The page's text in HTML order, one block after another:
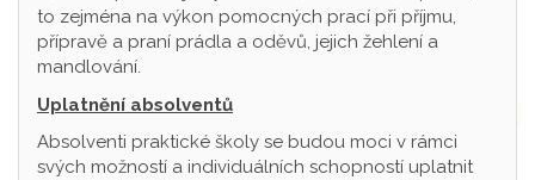
to zejména na výkon pomocných prací při příjmu,
přípravě a praní prádla a oděvů, jejich žehlení a
mandlování.
Uplatnění absolventů
Absolventi praktické školy se budou moci v rámci
svých možností a individuálních schopností uplatnit